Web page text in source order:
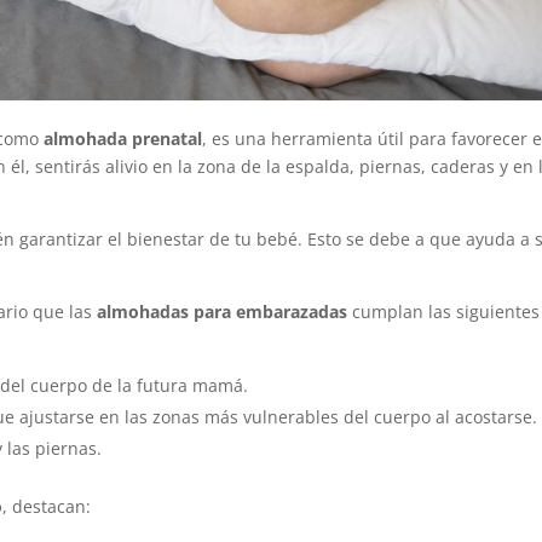
almohada prenatal, es una herramienta útil para favorecer
sentirás alivio en la zona de la espalda, piernas, caderas y en
garantizar el bienestar de tu bebé. Esto se debe a que ayuda a
que las almohadas para embarazadas cumplan las siguientes
cuerpo de la futura mamá.
ajustarse en las zonas más vulnerables del cuerpo al acostarse.
las piernas.
, destacan: